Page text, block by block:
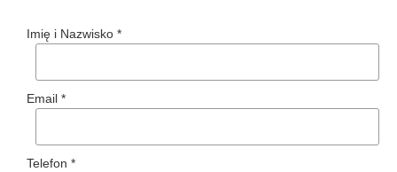
Imię i Nazwisko *
Email *
Telefon *